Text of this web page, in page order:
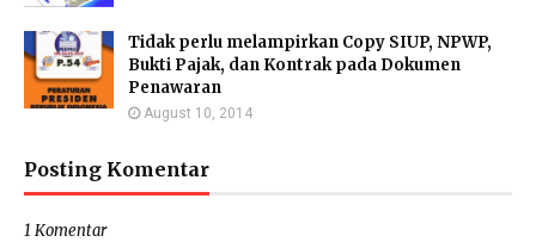
Tidak perlu melampirkan Copy SIUP, NPWP,
Bukti Pajak, dan Kontrak pada Dokumen
Penawaran
August 10, 2014
Posting Komentar
1 Komentar